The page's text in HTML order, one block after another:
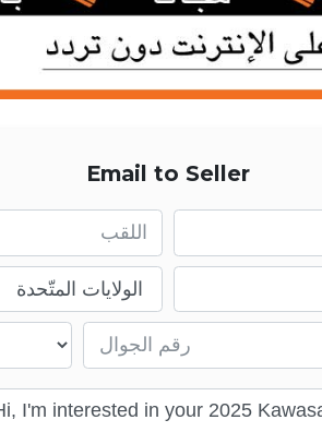
Email to Seller
First name
Email
Mobile number